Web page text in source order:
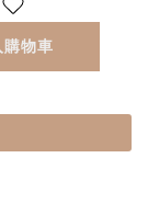
購物車